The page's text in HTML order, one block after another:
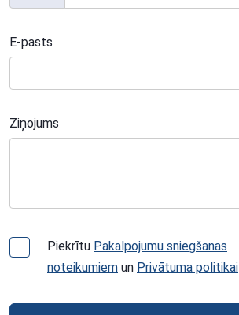
E-pasts
Ziņojums
Piekrītu Pakalpojumu sniegšanas
noteikumiem un Privātuma politikai